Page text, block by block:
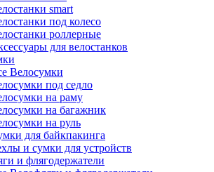
smart
под колесо
роллерные
для велостанков
Велосумки
под седло
на раму
на багажник
на руль
для байкпакинга
и сумки для устройств
и флягодержатели